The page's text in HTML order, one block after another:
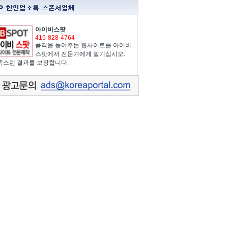
아이비스팟
415-828-4764
품격을 높여주는 웹사이트를 아이비
스팟에서 전문가에게 맡기십시오.
스런 결과를 보장합니다.